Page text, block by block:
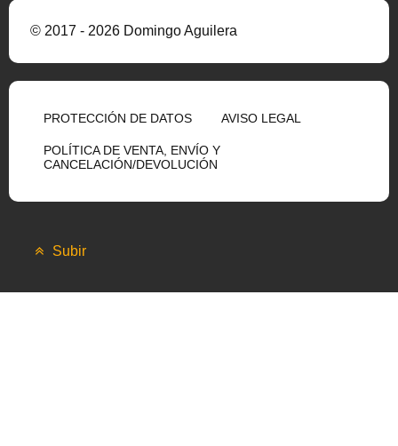
© 2017 - 2026 Domingo Aguilera
PROTECCIÓN DE DATOS AVISO LEGAL
POLÍTICA DE VENTA, ENVÍO Y
CANCELACIÓN/DEVOLUCIÓN
Subir